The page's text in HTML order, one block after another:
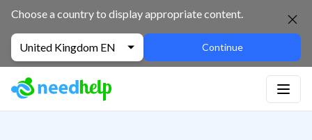
Choose a country to display appropriate content.
United Kingdom EN Continue